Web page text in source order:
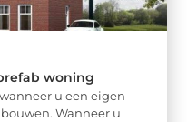
woning
u een eigen
Wanneer u